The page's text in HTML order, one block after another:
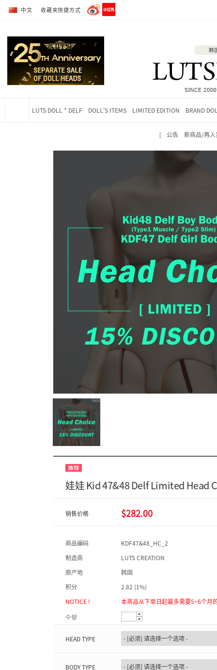
中文 收藏夹快捷方式
LUTS DOLL * DELF DOLL'S ITEMS LIMITED EDITION BRAND
| 公告 新商品/再入
娃娃 Kid 47&48 Delf Limited Head
销售价格 $282.00
商品编码
KDF47&48_HC_2
制造商
LUTS CREATION
原产地
韩国
积分
2.82 (1%)
NOTICE !
本商品从下单日起最多需要5~6个月
수량
HEAD TYPE
BODY TYPE